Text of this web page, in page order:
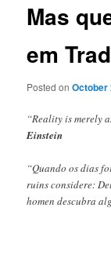
Mas
em
Posted onOctober
“Reality is merely
Einstein
“Quando os dias
ruins considere:
homen descubra